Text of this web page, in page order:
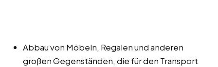
Abbau von Möbeln, Regalen und anderen
großen Gegenständen, die für den Transport